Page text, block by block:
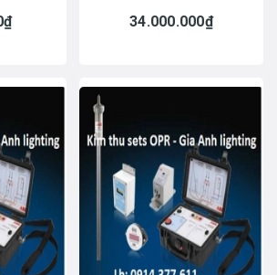
34.000.000₫